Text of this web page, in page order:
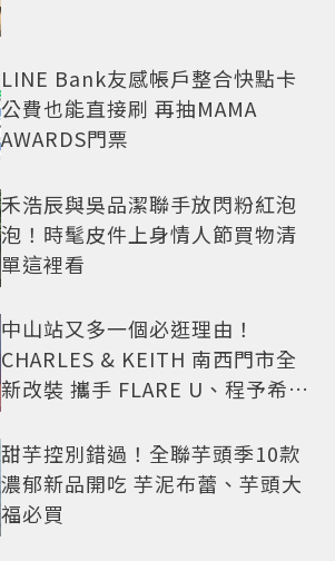
LINE Bank友感帳戶整合快點卡
公費也能直接刷 再抽MAMA
AWARDS門票
禾浩辰與吳品潔聯手放閃粉紅泡
泡！時髦皮件上身情人節買物清
單這裡看
中山站又多一個必逛理由！
CHARLES & KEITH 南西門市全
新改裝 攜手 FLARE U、程予希演
甜芋控別錯過！全聯芋頭季10款
濃郁新品開吃 芋泥布蕾、芋頭大
福必買